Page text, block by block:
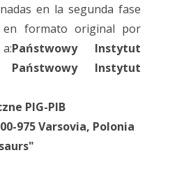
en la segunda fase
en formato original por
Państwowy Instytut
Państwowy Instytut
PIG-PIB
975 Varsovia, Polonia